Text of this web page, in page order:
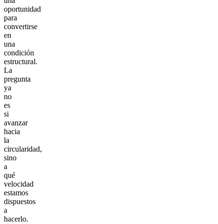
oportunidad
para
convertirse
en
una
condición
estructural.
La
pregunta
ya
no
es
si
avanzar
hacia
la
circularidad,
sino
a
qué
velocidad
estamos
dispuestos
a
hacerlo.